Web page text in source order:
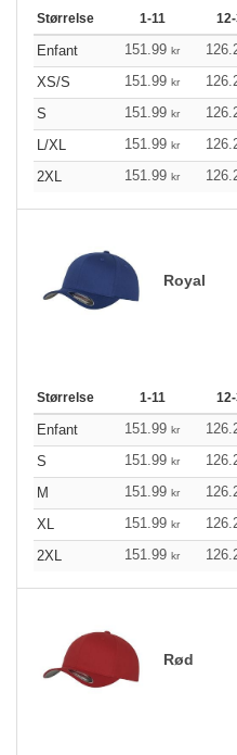
Størrelse 1-11
Enfant 151.99 kr
XS/S
151.99 kr
S
151.99 kr
L/XL
151.99 kr
2XL
151.99 kr
Royal
Størrelse 1-11
Enfant 151.99 kr
S
151.99 kr
M
151.99 kr
XL
151.99 kr
2XL
151.99 kr
Rød